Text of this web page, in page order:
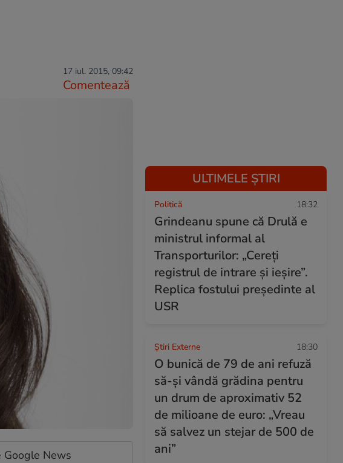
17 iul. 2015, 09:42
Comentează
Google News
ULTIMELE ȘTIRI
Politică 18:32
Grindeanu spune că Drulă e
ministrul informal al
Transporturilor: „Cereți
registrul de intrare și ieșire”.
Replica fostului președinte al
USR
Știri Externe 18:30
O bunică de 79 de ani refuză
să-și vândă grădina pentru
un drum de aproximativ 52
de milioane de euro: „Vreau
să salvez un stejar de 500 de
ani”